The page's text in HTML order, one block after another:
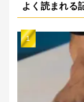
よく読まれる